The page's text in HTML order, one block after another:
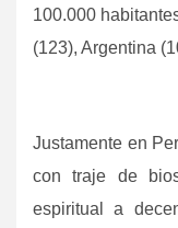
100.000
(123), Argentina
Justamente en
con traje de
espiritual a